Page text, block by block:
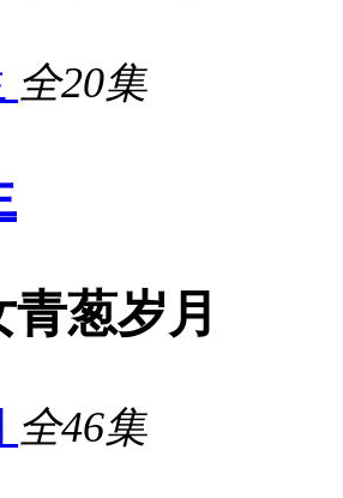
全20集
葱岁月
全46集